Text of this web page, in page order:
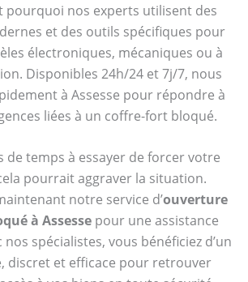
pourquoi nos experts utilisent des
et des outils spécifiques pour
électroniques, mécaniques ou à
Disponibles 24h/24 et 7j/7, nous
à Assesse pour répondre à
liées à un coffre-fort bloqué.
de temps à essayer de forcer votre
pourrait aggraver la situation.
notre service d’ouverture
à Assesse pour une assistance
spécialistes, vous bénéficiez d’un
discret et efficace pour retrouver